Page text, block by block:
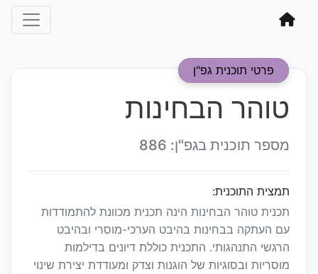
פרטי תוכנית גפ"ן
טוהר הבחינות
מספר תוכנית בגפ"ן: 886
תמצית התוכנית:
תכנית טוהר הבחינות הינה תכנית מכוונת להתמודדות
עם העתקה בבחינות בהיבט הערכי-מוסרי ובהיבט
הרגשי התנהגותי. התכנית כוללת דיונים בדילמות
מוסריות ובסוגיות של הוגנות וצדק ומעודדת יצירת שינוי